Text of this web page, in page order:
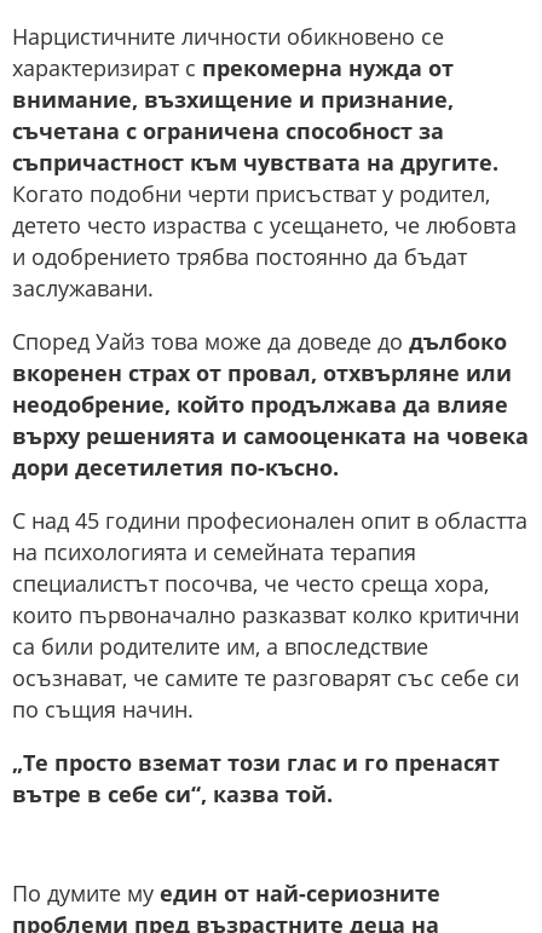
Нарцистичните личности обикновено се
характеризират с прекомерна нужда от
внимание, възхищение и признание,
съчетана с ограничена способност за
съпричастност към чувствата на другите.
Когато подобни черти присъстват у родител,
детето често израства с усещането, че любовта
и одобрението трябва постоянно да бъдат
заслужавани.
Според Уайз това може да доведе до дълбоко
вкоренен страх от провал, отхвърляне или
неодобрение, който продължава да влияе
върху решенията и самооценката на човека
дори десетилетия по-късно.
С над 45 години професионален опит в областта
на психологията и семейната терапия
специалистът посочва, че често среща хора,
които първоначално разказват колко критични
са били родителите им, а впоследствие
осъзнават, че самите те разговарят със себе си
по същия начин.
„Те просто вземат този глас и го пренасят
вътре в себе си“, казва той.
По думите му един от най-сериозните
проблеми пред възрастните деца на